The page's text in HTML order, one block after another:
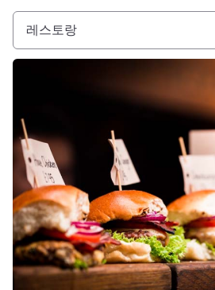
레스토랑
세부 정보 보기